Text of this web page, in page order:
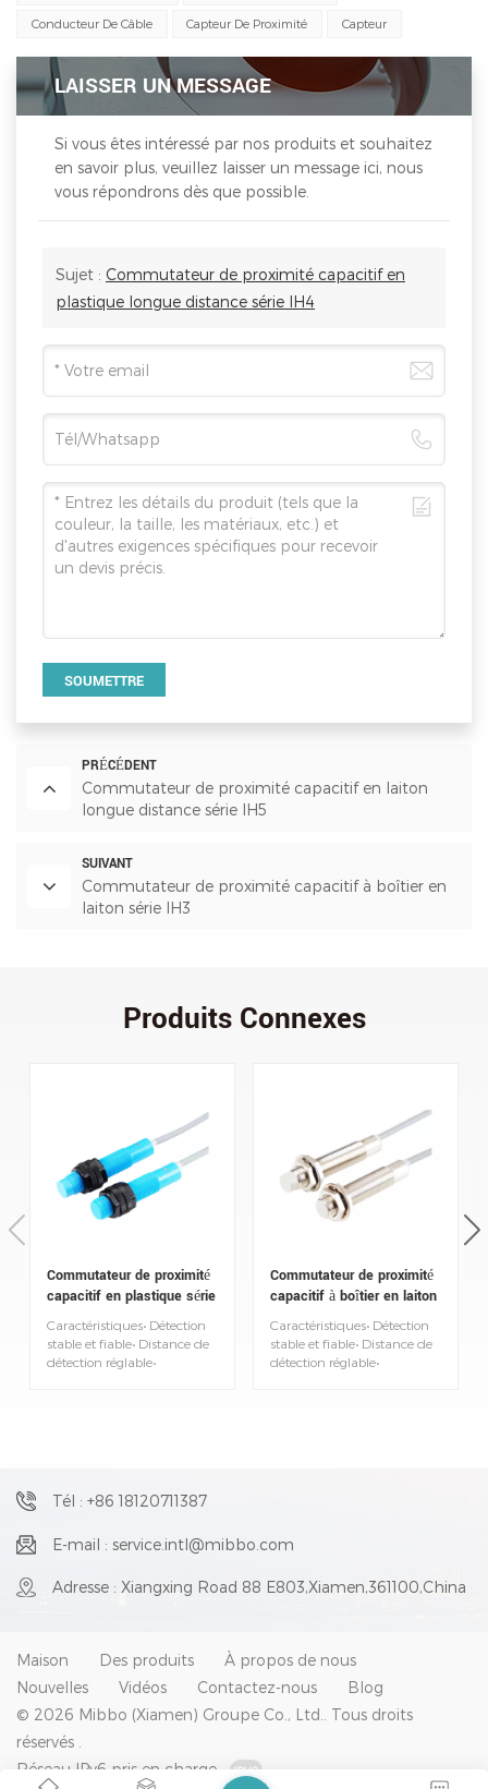
Conducteur De Câble Capteur De Proximité Capteur
LAISSER UN MESSAGE
Si vous êtes intéressé par nos produits et souhaitez
en savoir plus, veuillez laisser un message ici, nous
vous répondrons dès que possible.
Sujet : Commutateur de proximité capacitif en
plastique longue distance série IH4
SOUMETTRE
PRÉCÉDENT
Commutateur de proximité capacitif en laiton
longue distance série IH5
SUIVANT
Commutateur de proximité capacitif à boîtier en
laiton série IH3
Produits Connexes
Commutateur de proximité
capacitif en plastique série
IH2
Caractéristiques• Détection
stable et fiable• Distance de
détection réglable•
Commutateur de proximité
capacitif à boîtier en laiton
série IH3
Caractéristiques• Détection
stable et fiable• Distance de
détection réglable•
Tél : +86 18120711387
E-mail : service.intl@mibbo.com
Adresse : Xiangxing Road 88 E803,Xiamen,361100,China
Maison Des produits
À propos de nous
Nouvelles
Vidéos Contactez-nous
Blog
© 2026 Mibbo (Xiamen) Groupe Co., Ltd.. Tous droits
réservés .
Réseau IPv6 pris en charge